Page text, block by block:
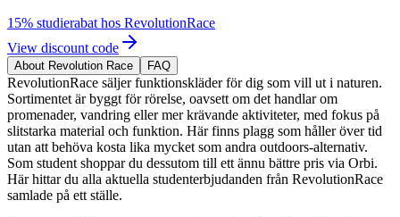
15% studierabat hos RevolutionRace
View discount code
About Revolution Race FAQ
RevolutionRace säljer funktionskläder för dig som vill ut i naturen.
Sortimentet är byggt för rörelse, oavsett om det handlar om
promenader, vandring eller mer krävande aktiviteter, med fokus på
slitstarka material och funktion. Här finns plagg som håller över tid
utan att behöva kosta lika mycket som andra outdoors-alternativ.
Som student shoppar du dessutom till ett ännu bättre pris via Orbi.
Här hittar du alla aktuella studenterbjudanden från RevolutionRace
samlade på ett ställe.